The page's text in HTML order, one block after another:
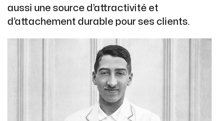
aussi une source d’attractivité et
d’attachement durable pour ses clients.